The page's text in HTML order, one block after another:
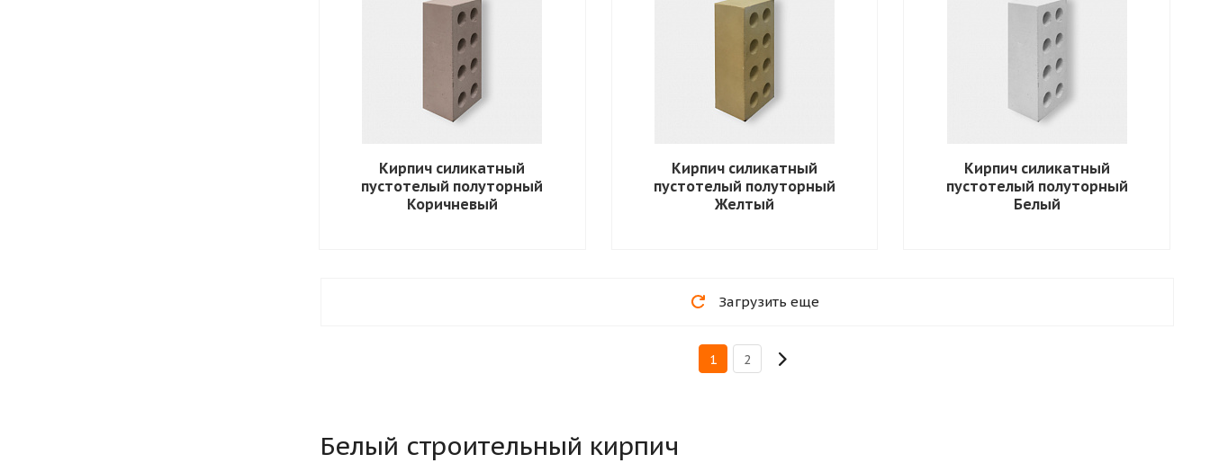
Кирпич силикатный
пустотелый полуторный
Коричневый
Кирпич силикатный
пустотелый полуторный
Желтый
Кирпич силикатный
пустотелый полуторный
Белый
Загрузить еще
1 2
Белый строительный кирпич